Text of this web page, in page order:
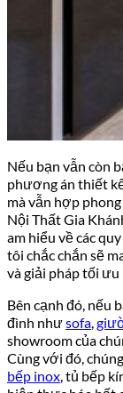
Nếu bạn vẫn còn
phương án thiết
mà vẫn hợp
Nội Thất Gia
am hiểu về các
tôi chắc chắn sẽ
và giải pháp tối ưu
Bên cạnh đó, nếu
đình nhưsofa,
showroom của
Cùng với đó,
bếp inox, tủ bếp